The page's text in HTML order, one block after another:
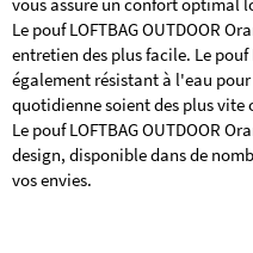
Le pouf LOFTBAG OUTDOOR
entretien des plus facile. Le pouf
également résistant à l'eau
quotidienne soient des plus vite
Le pouf LOFTBAG OUTDOOR
design, disponible dans de
vos envies.